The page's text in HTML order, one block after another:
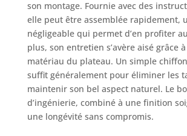
travailler,
des amis et
profiter
Notre table
salle à
le
parfait pour
cuisines,
à manger,
son montage. Fournie avec des
elle peut être assemblée rapidement,
négligeable qui permet d’en profiter
plus, son entretien s’avère aisé grâce
matériau du plateau. Un simple
suffit généralement pour éliminer les
maintenir son bel aspect naturel. Le
d’ingénierie, combiné à une finition
une longévité sans compromis.